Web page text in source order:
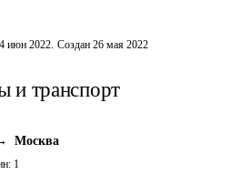
4 июн 2022. Создан 26 мая 2022
и транспорт
Москва
1